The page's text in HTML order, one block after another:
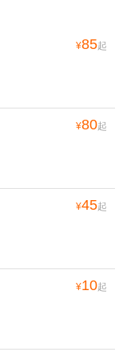
¥85起
¥80起
¥45起
¥10起